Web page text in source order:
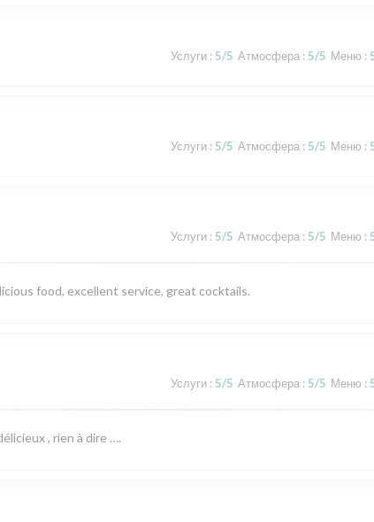
Услуги : 5/5 Атмосфера : 5/5 Меню :
Услуги : 5/5 Атмосфера : 5/5 Меню :
Услуги : 5/5 Атмосфера : 5/5 Меню :
food, excellent service, great cocktails.
Услуги : 5/5 Атмосфера : 5/5 Меню :
, rien à dire ….